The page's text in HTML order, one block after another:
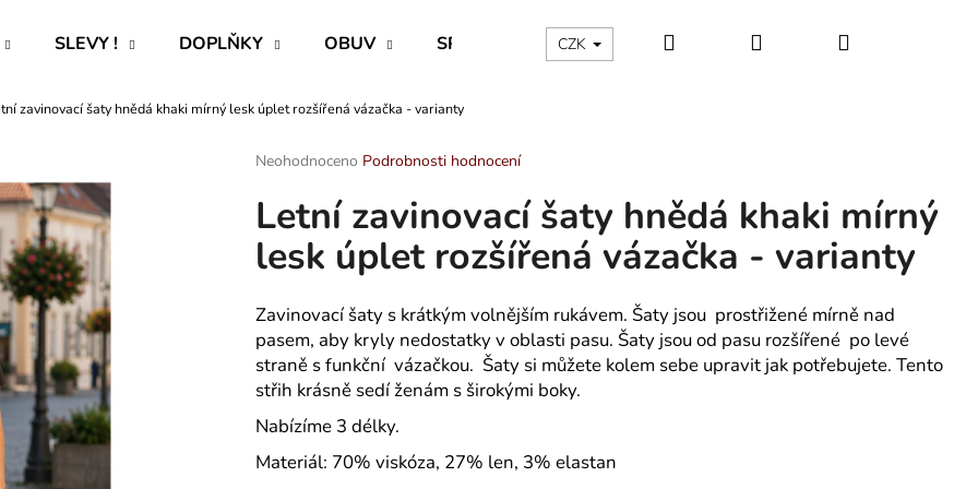
SLEVY ! DOPLŇKY OBUV SPECIÁLNÍ KATEGORIE Kontakty - máte nějaký dotaz?
CZK Hledat PřihlášeníNákupní
zavinovací šaty hnědá khaki mírný lesk úplet rozšířená vázačka - varianty
Průměrné
produktu
je
0,0
z
hvězdiček.
Neohodnoceno Podrobnosti hodnocení
Letní zavinovací šaty hnědá khaki mírný
lesk úplet rozšířená vázačka - varianty
Zavinovací šaty s krátkým volnějším rukávem. Šaty jsou prostřižené mírně nad
pasem, aby kryly nedostatky v oblasti pasu. Šaty jsou od pasu rozšířené po levé
straně s funkční vázačkou. Šaty si můžete kolem sebe upravit jak potřebujete. Tento
střih krásně sedí ženám s širokými boky.
Nabízíme 3 délky.
Materiál: 70% viskóza, 27% len, 3% elastan
Co potřebujete najít?
HLEDAT
Doporučujeme
ROVNÝ TEPLÁKOVÝ KABÁT - CAPRI KOMBI S TROJÚHELNÍKY -